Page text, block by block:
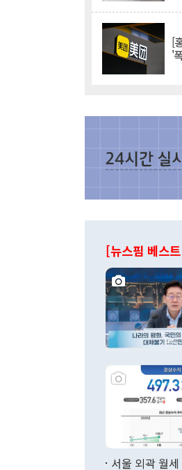
[
'
[뉴스핌 베스
서울 외곽 월